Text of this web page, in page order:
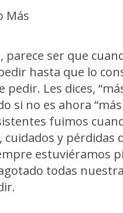
ser que
hasta que lo
Les dices,
si no es ahora
fuimos
y pérdidas
estuviéramos
todas